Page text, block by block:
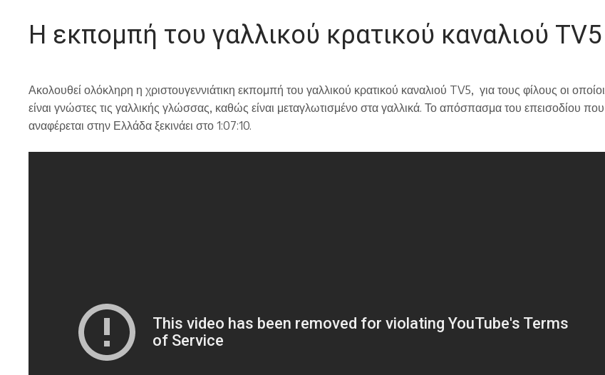
Η εκπομπή του γαλλικού κρατικού καναλιού TV5
Ακολουθεί ολόκληρη η χριστουγεννιάτικη εκπομπή του γαλλικού κρατικού καναλιού TV5, για τους φίλους οι οποίοι
είναι γνώστες τις γαλλικής γλώσσας, καθώς είναι μεταγλωτισμένο στα γαλλικά. Το απόσπασμα του επεισοδίου που
αναφέρεται στην Ελλάδα ξεκινάει στο 1:07:10.